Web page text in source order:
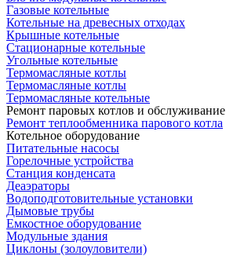
Газовые котельные
Котельные на древесных отходах
Крышные котельные
Стационарные котельные
Угольные котельные
Термомасляные котлы
Термомасляные котлы
Термомасляные котельные
Ремонт паровых котлов и обслуживание
Ремонт теплообменника парового котла
Котельное оборудование
Питательные насосы
Горелочные устройства
Станция конденсата
Деаэраторы
Водоподготовительные установки
Дымовые трубы
Емкостное оборудование
Mодульные здания
Циклоны (золоуловители)